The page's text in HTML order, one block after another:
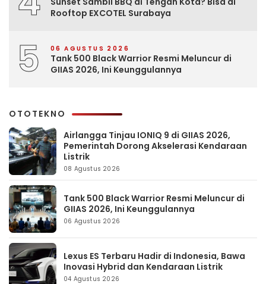
Rooftop EXCOTEL Surabaya
5 06 AGUSTUS 2026
Tank 500 Black Warrior Resmi Meluncur di
GIIAS 2026, Ini Keunggulannya
OTOTEKNO
Airlangga Tinjau IONIQ 9 di GIIAS 2026,
Pemerintah Dorong Akselerasi Kendaraan
Listrik
08 Agustus 2026
Tank 500 Black Warrior Resmi Meluncur di
GIIAS 2026, Ini Keunggulannya
06 Agustus 2026
Lexus ES Terbaru Hadir di Indonesia, Bawa
Inovasi Hybrid dan Kendaraan Listrik
04 Agustus 2026